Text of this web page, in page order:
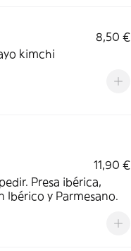
8,50 €
kimchi
11,90 €
Presa ibérica,
y Parmesano.